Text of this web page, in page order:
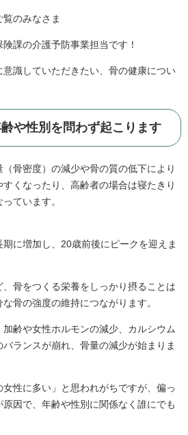
のみなさま
課の介護予防事業担当です！
識していただきたい、骨の健康につい
や性別を問わず起こります
（骨密度）の減少や骨の質の低下により
くなったり、高齢者の場合は寝たきり
ています。
に増加し、20歳前後にピークを迎えま
骨をつくる栄養をしっかり摂ることは
骨の強度の維持につながります。
齢や女性ホルモンの減少、カルシウム
ランスが崩れ、骨量の減少が始まりま
性に多い」と思われがちですが、偏っ
因で、年齢や性別に関係なく誰にでも